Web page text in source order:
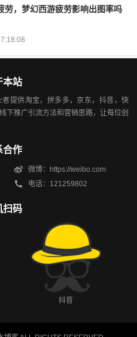
劳，梦幻西游疲劳影响出图率吗
本站
提供淘宝，拼多多，京东，抖音，快
下推广引流方法和营销思路，让每位创
合作
微博：https://weibo.com
电话：121259802
扫码
抖音